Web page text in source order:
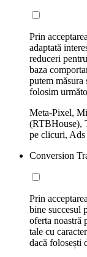
Prin
adaptată
reduceri
baza
putem măsura
folosim
Meta-Pixel,
(RTBHouse),
pe clicuri,
Conversion
Prin
bine succesul
oferta noastră
tale cu
dacă folosești